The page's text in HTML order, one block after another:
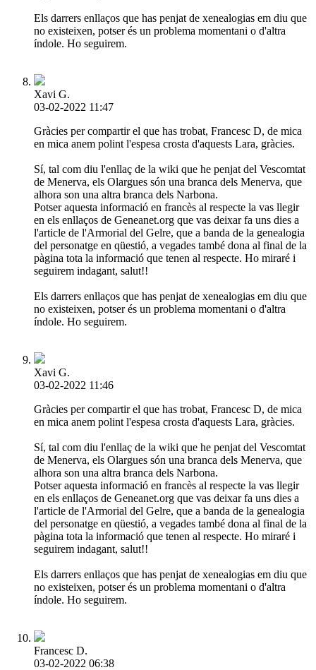
Els darrers enllaços que has penjat de xenealogias em diu que
no existeixen, potser és un problema momentani o d'altra
índole. Ho seguirem.
Xavi G.
03-02-2022 11:47
Gràcies per compartir el que has trobat, Francesc D, de mica
en mica anem polint l'espesa crosta d'aquests Lara, gràcies.
Sí, tal com diu l'enllaç de la wiki que he penjat del Vescomtat
de Menerva, els Olargues són una branca dels Menerva, que
alhora son una altra branca dels Narbona.
Potser aquesta informació en francès al respecte la vas llegir
en els enllaços de Geneanet.org que vas deixar fa uns dies a
l'article de l'Armorial del Gelre, que a banda de la genealogia
del personatge en qüestió, a vegades també dona al final de la
pàgina tota la informació que tenen al respecte. Ho miraré i
seguirem indagant, salut!!
Els darrers enllaços que has penjat de xenealogias em diu que
no existeixen, potser és un problema momentani o d'altra
índole. Ho seguirem.
Xavi G.
03-02-2022 11:46
Gràcies per compartir el que has trobat, Francesc D, de mica
en mica anem polint l'espesa crosta d'aquests Lara, gràcies.
Sí, tal com diu l'enllaç de la wiki que he penjat del Vescomtat
de Menerva, els Olargues són una branca dels Menerva, que
alhora son una altra branca dels Narbona.
Potser aquesta informació en francès al respecte la vas llegir
en els enllaços de Geneanet.org que vas deixar fa uns dies a
l'article de l'Armorial del Gelre, que a banda de la genealogia
del personatge en qüestió, a vegades també dona al final de la
pàgina tota la informació que tenen al respecte. Ho miraré i
seguirem indagant, salut!!
Els darrers enllaços que has penjat de xenealogias em diu que
no existeixen, potser és un problema momentani o d'altra
índole. Ho seguirem.
Francesc D.
03-02-2022 06:38